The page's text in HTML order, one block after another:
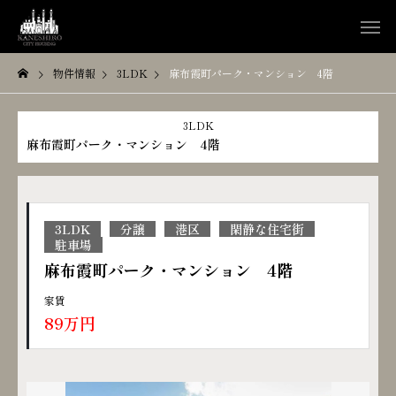
物件情報 3LDK 麻布霞町パーク・マンション 4階
3LDK
麻布霞町パーク・マンション 4階
3LDK 分譲 港区
閑静な住宅街
駐車場
麻布霞町パーク・マンション 4階
家賃
89万円